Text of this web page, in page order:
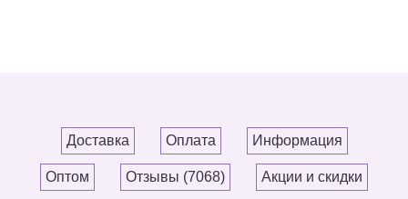
Доставка Оплата Информация
Оптом Отзывы (7068) Акции и скидки